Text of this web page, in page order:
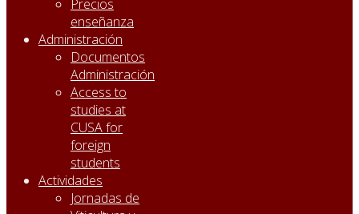
Precios
enseñanza
Administración
Documentos
Administración
Access to
studies at
CUSA for
foreign
students
Actividades
Jornadas de